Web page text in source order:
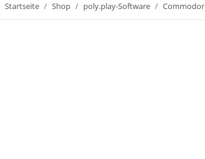
Startseite Shop poly.play-Software